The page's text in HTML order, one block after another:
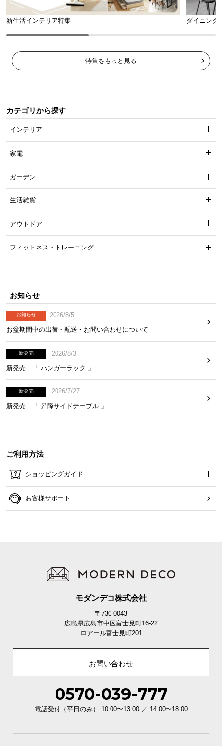
新生活インテリア特集 ダイニング
特集をもっと見る
カテゴリから探す
インテリア
家電
ガーデン
生活雑貨
アウトドア
フィットネス・トレーニング
お知らせ
お知らせ
2026/8/5
お盆期間中の出荷・配送・お問い合わせについて
新発売
2026/8/3
新発売 「 ハンガーラック 」
新発売
2026/7/27
新発売 「 昇降サイドテーブル 」
ご利用方法
ショッピングガイド
お客様サポート
モダンデコ株式会社
〒730-0043
広島県広島市中区富士見町16-22
ロアール富士見町201
お問い合わせ
0570-039-777
電話受付（平日のみ） 10:00〜13:00 ／ 14:00〜18:00